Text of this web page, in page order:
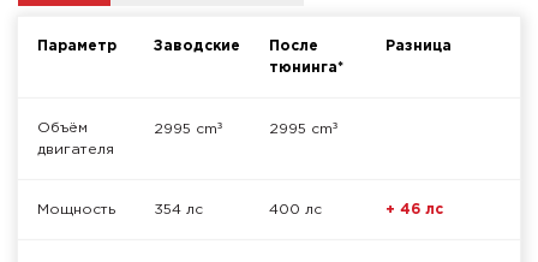
Параметр Заводские
После
тюнинга*
Разница
Объём
двигателя
2995 cm³ 2995 cm³
Мощность 354 лс 400 лс + 46 лс